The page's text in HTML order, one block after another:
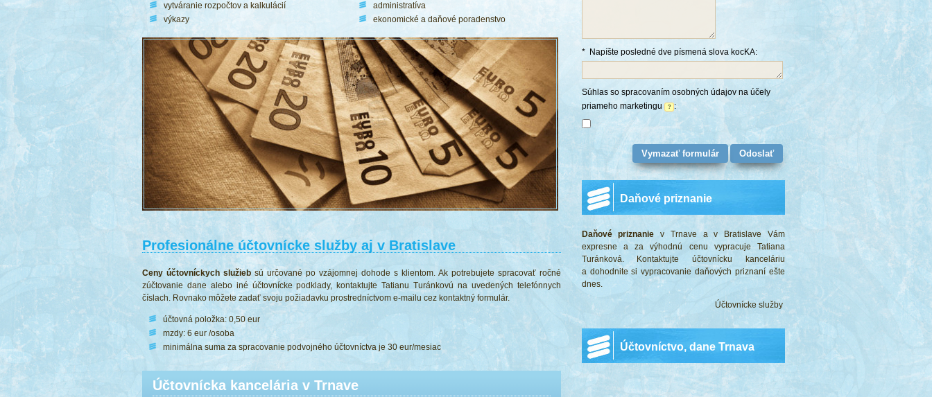
vytváranie rozpočtov a kalkulácií
výkazy
administratíva
ekonomické a daňové poradenstvo
Profesionálne účtovnícke služby aj v Bratislave
Ceny účtovníckych služiebsú určované po vzájomnej dohode s klientom. Ak potrebujete spracovať ročné
zúčtovanie dane alebo iné účtovnícke podklady, kontaktujte Tatianu Turánkovú na uvedených telefónnych
číslach. Rovnako môžete zadať svoju požiadavku prostredníctvom e-mailu cez kontaktný formulár.
účtovná položka: 0,50 eur
mzdy: 6 eur /osoba
minimálna suma za spracovanie podvojného účtovníctva je 30 eur/mesiac
Účtovnícka kancelária v Trnave
*Napíšte posledné dve písmená slova kocKA:
Súhlas so spracovaním osobných údajov na účely
priameho marketingu
? :
Daňové priznanie
Daňové priznanie v Trnave a v Bratislave Vám
expresne a za výhodnú cenu vypracuje Tatiana
Turánková. Kontaktujte účtovnícku kanceláriu
a dohodnite si vypracovanie daňových priznaní ešte
dnes.
Účtovnícke služby • Daňové priznania • Spracovanie
Účtovníctvo, dane Trnava